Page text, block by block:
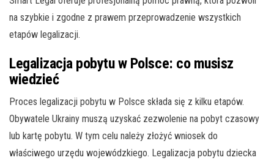
na szybkie i zgodne z prawem przeprowadzenie wszystkich
etapów legalizacji.
Legalizacja pobytu w Polsce: co musisz
wiedzieć
Proces legalizacji pobytu w Polsce składa się z kilku etapów.
Obywatele Ukrainy muszą uzyskać zezwolenie na pobyt czasowy
lub kartę pobytu. W tym celu należy złożyć wniosek do
właściwego urzędu wojewódzkiego. Legalizacja pobytu dziecka